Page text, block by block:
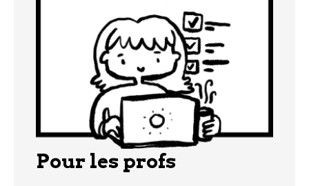
Pour les profs